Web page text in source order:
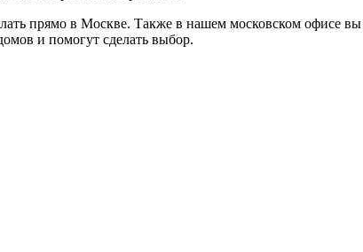
прямо в Москве. Также в нашем московском офисе
и помогут сделать выбор.